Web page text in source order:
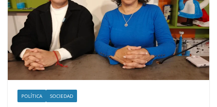
POLÍTICA SOCIEDAD